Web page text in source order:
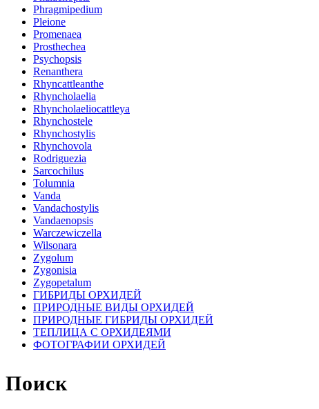
Phragmipedium
Pleione
Promenaea
Prosthechea
Psychopsis
Renanthera
Rhyncattleanthe
Rhyncholaelia
Rhyncholaeliocattleya
Rhynchostele
Rhynchostylis
Rhynchovola
Rodriguezia
Sarcochilus
Tolumnia
Vanda
Vandachostylis
Vandaenopsis
Warczewiczella
Wilsonara
Zygolum
Zygonisia
Zygopetalum
ГИБРИДЫ ОРХИДЕЙ
ПРИРОДНЫЕ ВИДЫ ОРХИДЕЙ
ПРИРОДНЫЕ ГИБРИДЫ ОРХИДЕЙ
ТЕПЛИЦА С ОРХИДЕЯМИ
ФОТОГРАФИИ ОРХИДЕЙ
Поиск